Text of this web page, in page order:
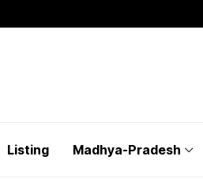
Listing Madhya-Pradesh